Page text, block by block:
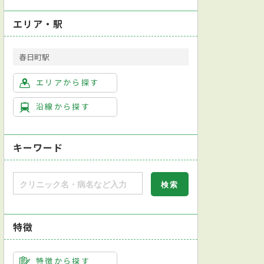
エリア・駅
春日町駅
エリアから探す
沿線から探す
キーワード
特徴
特徴から探す